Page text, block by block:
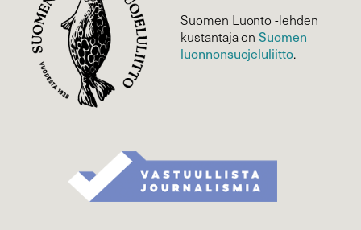
Suomen Luonto -lehden
kustantaja onSuomen
luonnonsuojelu­liitto.